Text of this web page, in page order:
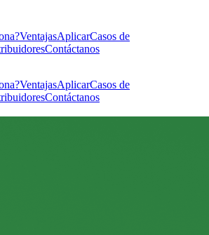
VentajasAplicarCasos de
Contáctanos
VentajasAplicarCasos de
Contáctanos